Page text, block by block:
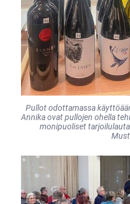
Pullot odottamassa
Annika ovat pullojen ohella
monipuoliset